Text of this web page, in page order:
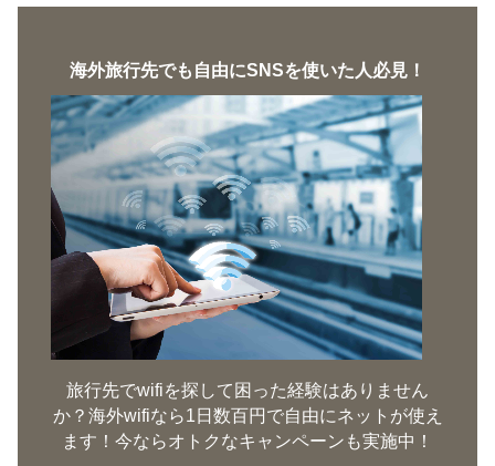
海外旅行先でも自由にSNSを使いた人必見！
旅行先でwifiを探して困った経験はありません
か？海外wifiなら1日数百円で自由にネットが使え
ます！今ならオトクなキャンペーンも実施中！